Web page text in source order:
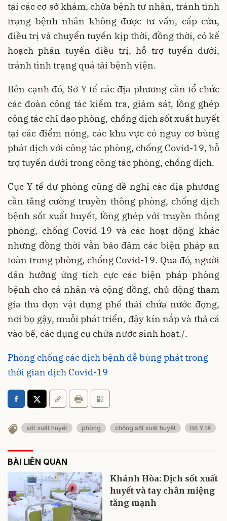
tại các cơ sở khám, chữa bệnh tư nhân, tránh tình
trạng bệnh nhân không được tư vấn, cấp cứu,
điều trị và chuyển tuyến kịp thời, đồng thời, có kế
hoạch phân tuyến điều trị, hỗ trợ tuyến dưới,
tránh tình trạng quá tải bệnh viện.
Bên cạnh đó, Sở Y tế các địa phương cần tổ chức
các đoàn công tác kiểm tra, giám sát, lồng ghép
công tác chỉ đạo phòng, chống dịch sốt xuất huyết
tại các điểm nóng, các khu vực có nguy cơ bùng
phát dịch với công tác phòng, chống Covid-19, hỗ
trợ tuyến dưới trong công tác phòng, chống dịch.
Cục Y tế dự phòng cũng đề nghị các địa phương
cần tăng cường truyền thông phòng, chống dịch
bệnh sốt xuất huyết, lồng ghép với truyền thông
phòng, chống Covid-19 và các hoạt động khác
nhưng đồng thời vẫn bảo đảm các biện pháp an
toàn trong phòng, chống Covid-19. Qua đó, người
dân hưởng ứng tích cực các biện pháp phòng
bệnh cho cá nhân và cộng đồng, chủ động tham
gia thu dọn vật dụng phế thải chứa nước đọng,
nơi bọ gậy, muỗi phát triển, đậy kín nắp và thả cá
vào bể, các dụng cụ chứa nước sinh hoạt./.
Phòng chống các dịch bệnh dễ bùng phát trong
thời gian dịch Covid-19
sốt xuất huyết phòng chống sốt xuất huyết Bộ Y tế
BÀI LIÊN QUAN
Khánh Hòa: Dịch sốt xuất
huyết và tay chân miệng
tăng mạnh